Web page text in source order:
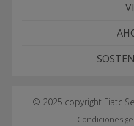
© 2025 copyright Fiatc
Condiciones